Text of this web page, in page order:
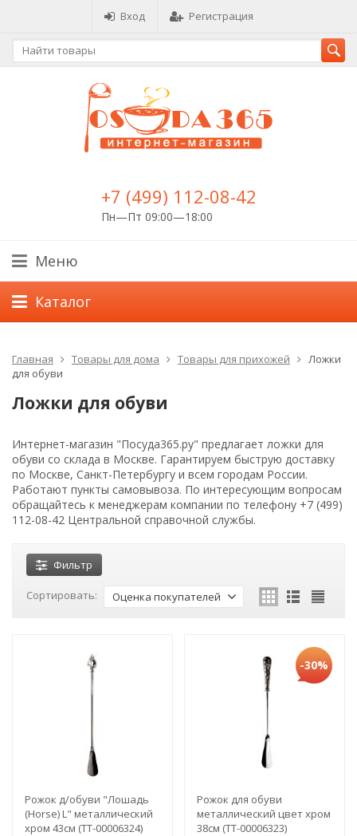
Вход Регистрация
+7 (499) 112-08-42
Пн—Пт 09:00—18:00
Меню
Каталог
Главная Товары для дома Товары для прихожей
Ложки
для обуви
Ложки для обуви
Интернет-магазин "Посуда365.ру" предлагает ложки для
обуви со склада в Москве. Гарантируем быструю доставку
по Москве, Санкт-Петербургу и всем городам России.
Работают пункты самовывоза. По интересующим вопросам
обращайтесь к менеджерам компании по телефону +7 (499)
112-08-42 Центральной справочной службы.
Фильтр
Сортировать: Оценка покупателей
Рожок д/обуви "Лошадь
(Horse) L" металлический
хром 43см (TT-00006324)
-30%
Рожок для обуви
металлический цвет хром
38см (TT-00006323)